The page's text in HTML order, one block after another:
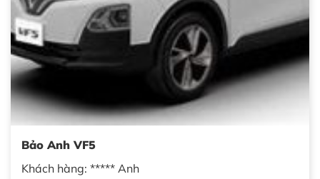
Bảo Anh VF5
Khách hàng: ***** Anh